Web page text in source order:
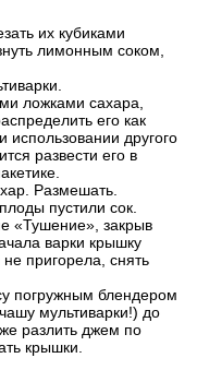
их кубиками
лимонным соком,
ложками сахара,
его как
другого
развести его в
Размешать.
пустили сок.
«Тушение», закрыв
варки крышку
пригорела, снять
погружным блендером
мультиварки!) до
разлить джем по
крышки.